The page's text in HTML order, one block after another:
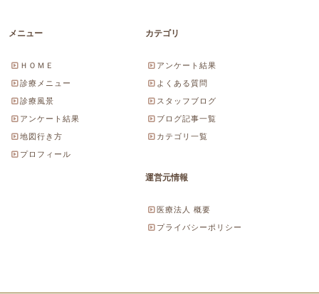
メニュー
ＨＯＭＥ
診療メニュー
診療風景
アンケート結果
地図行き方
プロフィール
カテゴリ
アンケート結果
よくある質問
スタッフブログ
ブログ記事一覧
カテゴリ一覧
運営元情報
医療法人 概要
プライバシーポリシー